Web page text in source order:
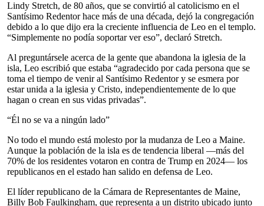
Lindy Stretch, de 80 años, que se convirtió al catolicismo en el
Santísimo Redentor hace más de una década, dejó la congregación
debido a lo que dijo era la creciente influencia de Leo en el templo.
“Simplemente no podía soportar ver eso”, declaró Stretch.
Al preguntársele acerca de la gente que abandona la iglesia de la
isla, Leo escribió que estaba “agradecido por cada persona que se
toma el tiempo de venir al Santísimo Redentor y se esmera por
estar unida a la iglesia y Cristo, independientemente de lo que
hagan o crean en sus vidas privadas”.
“Él no se va a ningún lado”
No todo el mundo está molesto por la mudanza de Leo a Maine.
Aunque la población de la isla es de tendencia liberal —más del
70% de los residentes votaron en contra de Trump en 2024— los
republicanos en el estado han salido en defensa de Leo.
El líder republicano de la Cámara de Representantes de Maine,
Billy Bob Faulkingham, que representa a un distrito ubicado junto